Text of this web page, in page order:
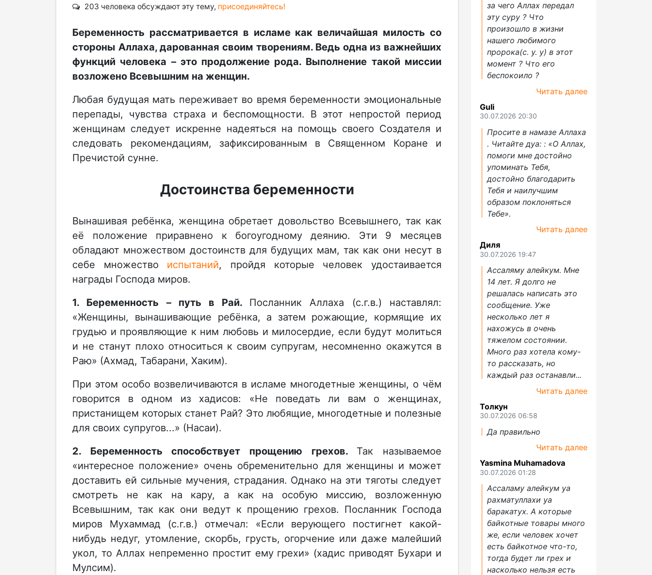
203 человека обсуждают эту тему, присоединяйтесь!
Беременность рассматривается в исламе как величайшая милость со
стороны Аллаха, дарованная своим творениям. Ведь одна из важнейших
функций человека – это продолжение рода. Выполнение такой миссии
возложено Всевышним на женщин.
Любая будущая мать переживает во время беременности эмоциональные
перепады, чувства страха и беспомощности. В этот непростой период
женщинам следует искренне надеяться на помощь своего Создателя и
следовать рекомендациям, зафиксированным в Священном Коране и
Пречистой сунне.
Достоинства беременности
Вынашивая ребёнка, женщина обретает довольство Всевышнего, так как
её положение приравнено к богоугодному деянию. Эти 9 месяцев
обладают множеством достоинств для будущих мам, так как они несут в
себе множество испытаний, пройдя которые человек удостаивается
награды Господа миров.
1. Беременность – путь в Рай. Посланник Аллаха (с.г.в.) наставлял:
«Женщины, вынашивающие ребёнка, а затем рожающие, кормящие их
грудью и проявляющие к ним любовь и милосердие, если будут молиться
и не станут плохо относиться к своим супругам, несомненно окажутся в
Раю» (Ахмад, Табарани, Хаким).
При этом особо возвеличиваются в исламе многодетные женщины, о чём
говорится в одном из хадисов: «Не поведать ли вам о женщинах,
пристанищем которых станет Рай? Это любящие, многодетные и полезные
для своих супругов...» (Насаи).
2. Беременность способствует прощению грехов. Так называемое
«интересное положение» очень обременительно для женщины и может
доставить ей сильные мучения, страдания. Однако на эти тяготы следует
смотреть не как на кару, а как на особую миссию, возложенную
Всевышним, так как они ведут к прощению грехов. Посланник Господа
миров Мухаммад (с.г.в.) отмечал: «Если верующего постигнет какой-
нибудь недуг, утомление, скорбь, грусть, огорчение или даже малейший
укол, то Аллах непременно простит ему грехи» (хадис приводят Бухари и
Мулсим).
за чего Аллах передал
эту суру ? Что
произошло в жизни
нашего любимого
пророка(с. у. у) в этот
момент ? Что его
беспокоило ?
Читать далее
Guli
30.07.2026 20:30
Просите в намазе Аллаха
. Читайте дуа: : «О Аллах,
помоги мне достойно
упоминать Тебя,
достойно благодарить
Тебя и наилучшим
образом поклоняться
Тебе».
Читать далее
Диля
30.07.2026 19:47
Ассаляму алейкум. Мне
14 лет. Я долго не
решалась написать это
сообщение. Уже
несколько лет я
нахожусь в очень
тяжелом состоянии.
Много раз хотела кому-
то рассказать, но
каждый раз останавли...
Читать далее
Толкун
30.07.2026 06:58
Да правильно
Читать далее
Yasmina Muhamadova
30.07.2026 01:28
Ассаламу алейкум уа
рахматуллахи уа
баракатух. А которые
байкотные товары много
же, если человек хочет
есть байкотное что-то,
тогда будет ли грех и
насколько нельзя есть